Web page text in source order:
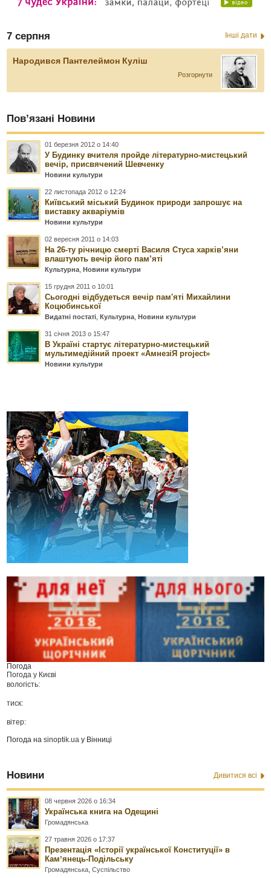
7 серпня Інші дати
Народився Пантелеймон Куліш
Розгорнути
Пов’язані Новини
01 березня 2012 о 14:40
У Будинку вчителя пройде літературно-мистецький
вечір, присвячений Шевченку
Новини культури
22 листопада 2012 о 12:24
Київський міський Будинок природи запрошує на
виставку акваріумів
Новини культури
02 вересня 2011 о 14:03
На 26-ту річницю смерті Василя Стуса харків’яни
влаштують вечір його пам’яті
Культурна ,Новини культури
15 грудня 2011 о 10:01
Сьогодні відбудеться вечір пам'яті Михайлини
Коцюбинської
Видатні постаті ,Культурна ,Новини культури
31 січня 2013 о 15:47
В Україні стартує літературно-мистецький
мультимедійний проект «АмнезіЯ project»
Новини культури
Погода
Погода у Києві
вологість:
тиск:
вітер:
Погода наsinoptik.ua у Вінниці
Новини Дивитися всі
08 червня 2026 о 16:34
Українська книга на Одещині
Громадянська
27 травня 2026 о 17:37
Презентація «Історії української Конституції» в
Камʼянець-Подільську
Громадянська ,Суспільство